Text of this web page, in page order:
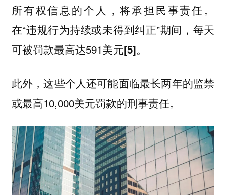
所有权信息的个人，将承担民事责任。
在“违规行为持续或未得到纠正”期间，每天
可被罚款最高达591美元[5]。
此外，这些个人还可能面临最长两年的监禁
或最高10,000美元罚款的刑事责任。